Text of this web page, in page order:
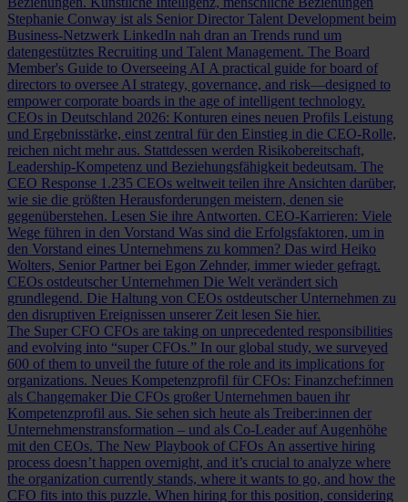
Stephanie Conway ist als Senior Director Talent Development beim
Business-Netzwerk LinkedIn nah dran an Trends rund um
datengestütztes Recruiting und Talent Management. The Board
Member's Guide to Overseeing AI A practical guide for board of
directors to oversee AI strategy, governance, and risk—designed to
empower corporate boards in the age of intelligent technology.
CEOs in Deutschland 2026: Konturen eines neuen Profils Leistung
und Ergebnisstärke, einst zentral für den Einstieg in die CEO-Rolle,
reichen nicht mehr aus. Stattdessen werden Risikobereitschaft,
Leadership-Kompetenz und Beziehungsfähigkeit bedeutsam. The
CEO Response 1.235 CEOs weltweit teilen ihre Ansichten darüber,
wie sie die größten Herausforderungen meistern, denen sie
gegenüberstehen. Lesen Sie ihre Antworten. CEO-Karrieren: Viele
Wege führen in den Vorstand Was sind die Erfolgsfaktoren, um in
den Vorstand eines Unternehmens zu kommen? Das wird Heiko
Wolters, Senior Partner bei Egon Zehnder, immer wieder gefragt.
CEOs ostdeutscher Unternehmen Die Welt verändert sich
grundlegend. Die Haltung von CEOs ostdeutscher Unternehmen zu
den disruptiven Ereignissen unserer Zeit lesen Sie hier.
The Super CFO CFOs are taking on unprecedented responsibilities
and evolving into “super CFOs.” In our global study, we surveyed
600 of them to unveil the future of the role and its implications for
organizations. Neues Kompetenzprofil für CFOs: Finanzchef:innen
als Changemaker Die CFOs großer Unternehmen bauen ihr
Kompetenzprofil aus. Sie sehen sich heute als Treiber:innen der
Unternehmenstransformation – und als Co-Leader auf Augenhöhe
mit den CEOs. The New Playbook of CFOs An assertive hiring
process doesn’t happen overnight, and it’s crucial to analyze where
the organization currently stands, where it wants to go, and how the
CFO fits into this puzzle. When hiring for this position, considering